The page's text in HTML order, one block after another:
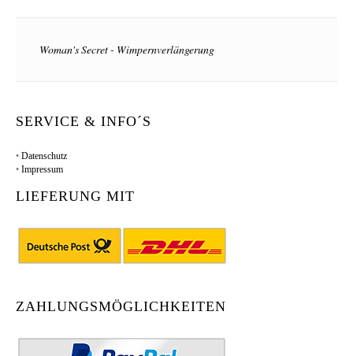
Woman's Secret - Wimpernverlängerung
SERVICE & INFO´S
• Datenschutz
• Impressum
LIEFERUNG MIT
ZAHLUNGSMÖGLICHKEITEN